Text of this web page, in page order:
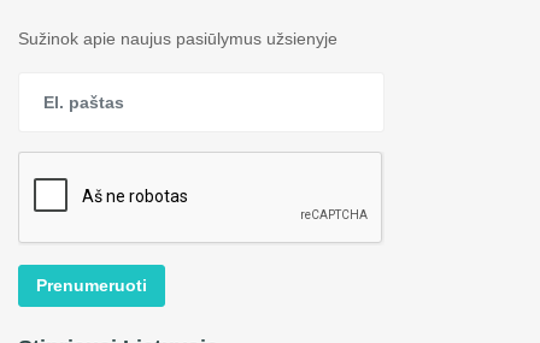
Sužinok apie naujus pasiūlymus užsienyje
Prenumeruoti